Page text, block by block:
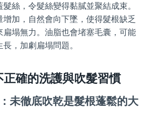
絲，令髮絲變得黏膩並聚結成束。
增加，自然會向下墜，使得髮根缺乏
扁塌無力。油脂也會堵塞毛囊，可能
，加劇扁塌問題。
確的洗護與吹髮習慣
未徹底吹乾是髮根蓬鬆的大